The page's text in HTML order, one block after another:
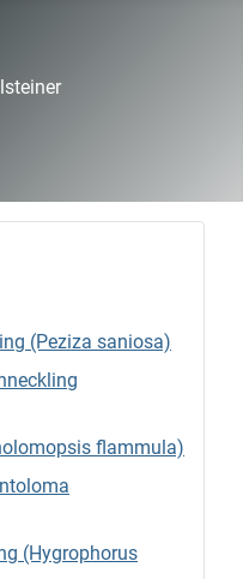
(Peziza saniosa)
flammula)
(Hygrophorus